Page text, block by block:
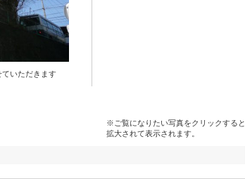
いただきます
※ご覧になりたい写真をクリックすると
拡大されて表示されます。